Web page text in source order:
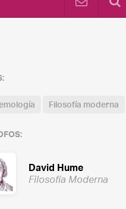
Filosofía moderna
David Hume
Filosofía Moderna